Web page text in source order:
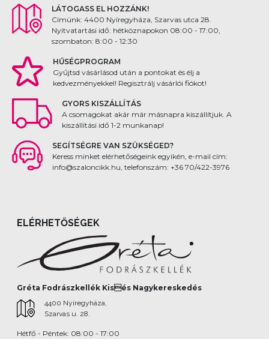
LÁTOGASS EL HOZZÁNK!
Címünk: 4400 Nyíregyháza, Szarvas utca 28.
Nyitvatartási idő: hétköznapokon 08:00 - 17:00,
szombaton: 8:00 - 12:30
HŰSÉGPROGRAM
Gyűjtsd vásárlásod után a pontokat és élj a
kedvezményekkel! Regisztrálj vásárlói fiókot!
GYORS KISZÁLLÍTÁS
A csomagokat akár már másnapra kiszállítjuk. A
kiszállítási idő 1-2 munkanap!
SEGÍTSÉGRE VAN SZÜKSÉGED?
Keress minket elérhetőségeink egyikén, e-mail cím:
info@szaloncikk.hu, telefonszám: +36 70/422-3976
ELÉRHETŐSÉGEK
Gréta Fodrászkellék Kisés Nagykereskedés
4400 Nyíregyháza,
Szarvas u. 28.
Hétfő - Péntek: 08:00 - 17:00